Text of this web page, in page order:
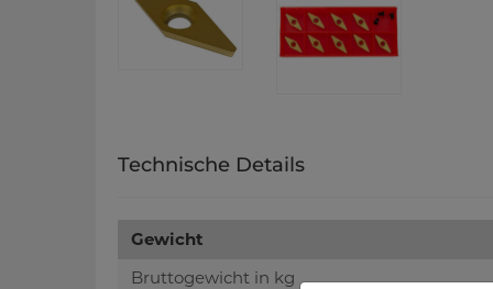
Technische Details
Gewicht
Bruttogewicht in kg